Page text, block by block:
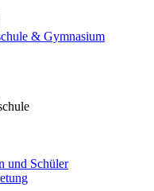
& Gymnasium
und Schüler